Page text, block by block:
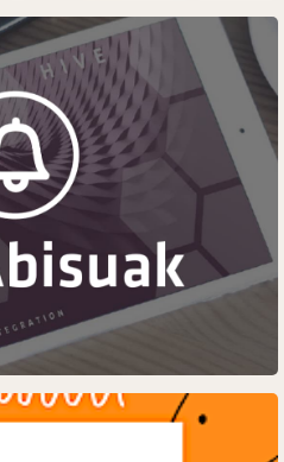
NOLA ERABILI?
ENPLEGATZE AGENTZIA